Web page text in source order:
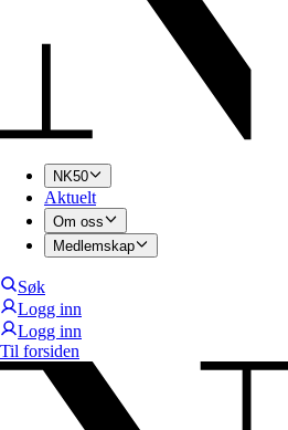
NK50
Aktuelt
Om oss
Medlemskap
Søk
Logg inn
Logg inn
Til forsiden